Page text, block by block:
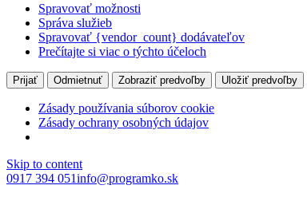
Spravovať možnosti
Správa služieb
Spravovať {vendor_count} dodávateľov
Prečítajte si viac o týchto účeloch
Prijať Odmietnuť Zobraziť predvoľby Uložiť predvoľby
Zásady používania súborov cookie
Zásady ochrany osobných údajov
Skip to content
0917 394 051info@programko.sk